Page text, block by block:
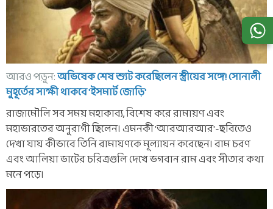
আরও পড়ুন:অভিষেক শেষ শ্যুট করেছিলেন স্ত্রীয়ের সঙ্গে! সোনালী
মুহূর্তের সাক্ষী থাকবে 'ইসমার্ট জোড়ি'
রাজামৌলি সব সময় মহাকাব্য, বিশেষ করে রামায়ণ এবং
মহাভারতের অনুরাগী ছিলেন। এমনকী 'আরআরআর'-ছবিতেও
দেখা যায় কীভাবে তিনি রামায়ণকে মূল্যায়ন করেছেন। রাম চরণ
এবং আলিয়া ভাটের চরিত্রগুলি দেখে ভগবান রাম এবং সীতার কথা
মনে পড়ে।